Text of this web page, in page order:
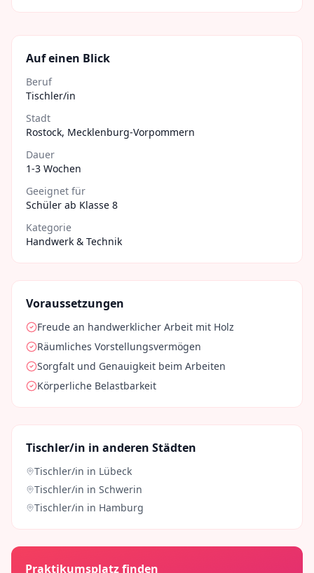
Auf einen Blick
Beruf
Tischler/in
Stadt
Rostock, Mecklenburg-Vorpommern
Dauer
1-3 Wochen
Geeignet für
Schüler ab Klasse 8
Kategorie
Handwerk & Technik
Voraussetzungen
Freude an handwerklicher Arbeit mit Holz
Räumliches Vorstellungsvermögen
Sorgfalt und Genauigkeit beim Arbeiten
Körperliche Belastbarkeit
Tischler/in in anderen Städten
Tischler/in in Lübeck
Tischler/in in Schwerin
Tischler/in in Hamburg
Praktikumsplatz finden